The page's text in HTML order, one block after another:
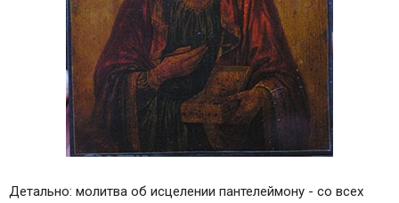
Детально: молитва об исцелении пантелеймону - со всех